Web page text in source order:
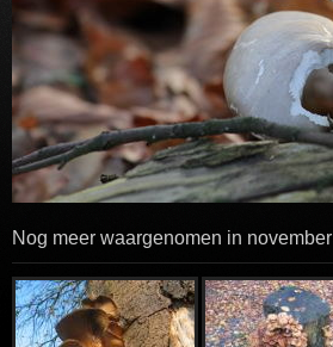
Nog meer waargenomen in november